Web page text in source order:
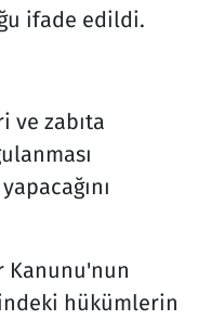
ifade edildi.
ve zabıta
Kanunu'nun
hükümlerin